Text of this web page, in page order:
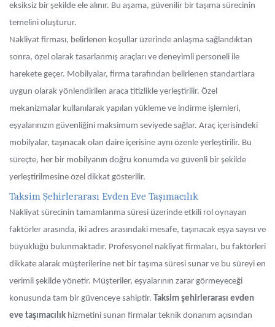
eksiksiz bir şekilde ele alınır. Bu aşama, güvenilir bir taşıma sürecinin
temelini oluşturur.
Nakliyat firması, belirlenen koşullar üzerinde anlaşma sağlandıktan
sonra, özel olarak tasarlanmış araçları ve deneyimli personeli ile
harekete geçer. Mobilyalar, firma tarafından belirlenen standartlara
uygun olarak yönlendirilen araca titizlikle yerleştirilir. Özel
mekanizmalar kullanılarak yapılan yükleme ve indirme işlemleri,
eşyalarınızın güvenliğini maksimum seviyede sağlar. Araç içerisindeki
mobilyalar, taşınacak olan daire içerisine aynı özenle yerleştirilir. Bu
süreçte, her bir mobilyanın doğru konumda ve güvenli bir şekilde
yerleştirilmesine özel dikkat gösterilir.
Taksim Şehirlerarası Evden Eve Taşımacılık
Nakliyat sürecinin tamamlanma süresi üzerinde etkili rol oynayan
faktörler arasında, iki adres arasındaki mesafe, taşınacak eşya sayısı ve
büyüklüğü bulunmaktadır. Profesyonel nakliyat firmaları, bu faktörleri
dikkate alarak müşterilerine net bir taşıma süresi sunar ve bu süreyi en
verimli şekilde yönetir. Müşteriler, eşyalarının zarar görmeyeceği
konusunda tam bir güvenceye sahiptir.
Taksim şehirlerarası evden
eve taşımacılık hizmetini sunan firmalar teknik donanım açısından